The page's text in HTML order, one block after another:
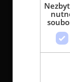
KONTAKTY
Asociace
středních